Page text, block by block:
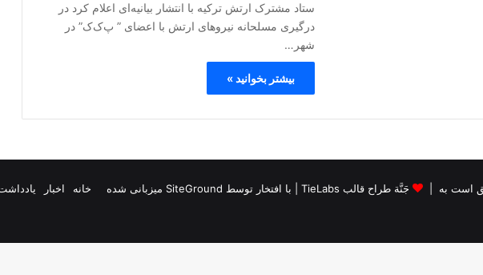
ستاد مشترک ارتش ترکیه با انتشار بیانیه‌ای اعلام کرد در
درگیری مسلحانه نیروهای ارتش با اعضای ” پ‌ک‌ک” در
شهر…
بیشتر بخوانید »
جَنَّة طراح قالب TieLabs | با افتخار توسط SiteGround میزبانی شده خانه اخبار